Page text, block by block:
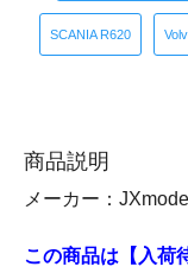
SCANIA R620
商品説明
メーカー：JXmodel
この商品は【入荷